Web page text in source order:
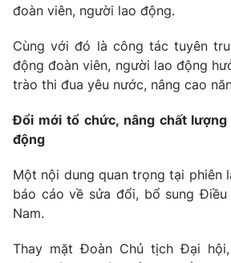
đoàn viên, người lao động.
Cùng với đó là công tác tuyên
động đoàn viên, người lao động
trào thi đua yêu nước, nâng cao
Đổi mới tổ chức, nâng chất
động
Một nội dung quan trọng tại phiên
báo cáo về sửa đổi, bổ sung
Nam.
Thay mặt Đoàn Chủ tịch Đại